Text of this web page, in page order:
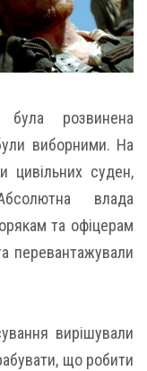
була розвинена
виборними. На
цивільних суден,
влада
та офіцерам
перевантажували
вирішували
що робити